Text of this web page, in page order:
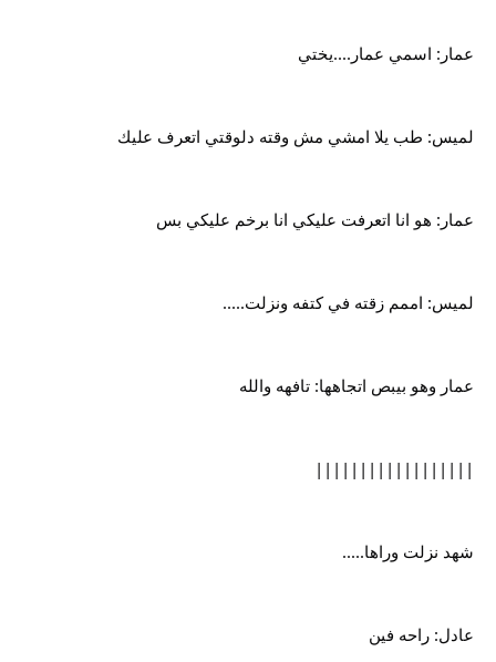
عمار: اسمي عمار....يختي
لميس: طب يلا امشي مش وقته دلوقتي اتعرف عليك
عمار: هو انا اتعرفت عليكي انا برخم عليكي بس
لميس: اممم زقته في كتفه ونزلت.....
عمار وهو بيبص اتجاهها: تافهه والله
||||||||||||||||||
شهد نزلت وراها.....
عادل: راحه فين